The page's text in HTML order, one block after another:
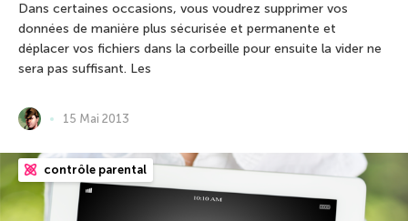
Dans certaines occasions, vous voudrez supprimer vos
données de manière plus sécurisée et permanente et
déplacer vos fichiers dans la corbeille pour ensuite la vider ne
sera pas suffisant. Les
15 Mai 2013
contrôle parental